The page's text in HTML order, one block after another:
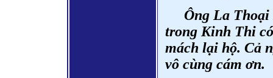
Ông La Thoại
trong Kinh Thi
mách lại hộ. Cả
vô cùng cám ơn.